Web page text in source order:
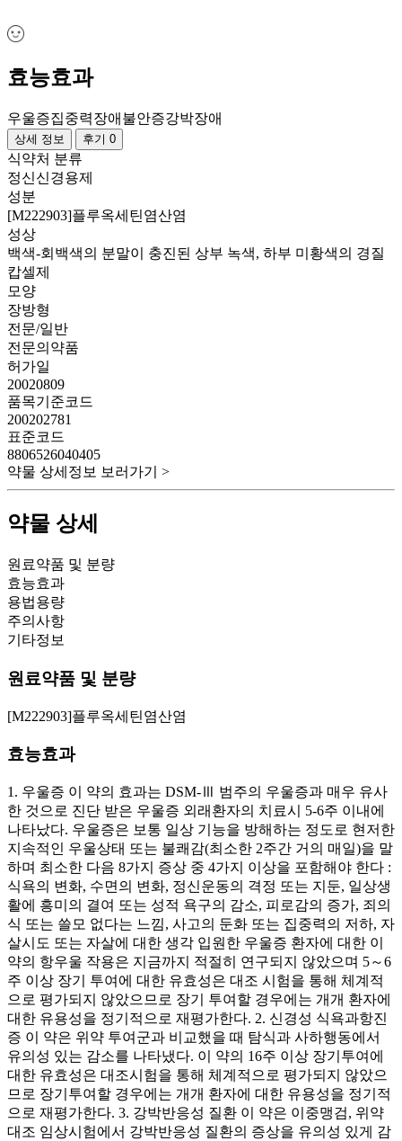
효능효과
우울증집중력장애 불안증강박장애
상세 정보 후기 0
식약처 분류
정신신경용제
성분
[M222903]플루옥세틴염산염
성상
백색-회백색의 분말이 충진된 상부 녹색, 하부 미황색의 경질
캅셀제
모양
장방형
전문/일반
전문의약품
허가일
20020809
품목기준코드
200202781
표준코드
8806526040405
약물 상세정보 보러가기 >
약물 상세
원료약품 및 분량
효능효과
용법용량
주의사항
기타정보
원료약품 및 분량
[M222903]플루옥세틴염산염
효능효과
1. 우울증 이 약의 효과는 DSM-Ⅲ 범주의 우울증과 매우 유사
한 것으로 진단 받은 우울증 외래환자의 치료시 5-6주 이내에
나타났다. 우울증은 보통 일상 기능을 방해하는 정도로 현저한
지속적인 우울상태 또는 불쾌감(최소한 2주간 거의 매일)을 말
하며 최소한 다음 8가지 증상 중 4가지 이상을 포함해야 한다 :
식욕의 변화, 수면의 변화, 정신운동의 격정 또는 지둔, 일상생
활에 흥미의 결여 또는 성적 욕구의 감소, 피로감의 증가, 죄의
식 또는 쓸모 없다는 느낌, 사고의 둔화 또는 집중력의 저하, 자
살시도 또는 자살에 대한 생각 입원한 우울증 환자에 대한 이
약의 항우울 작용은 지금까지 적절히 연구되지 않았으며 5～6
주 이상 장기 투여에 대한 유효성은 대조 시험을 통해 체계적
으로 평가되지 않았으므로 장기 투여할 경우에는 개개 환자에
대한 유용성을 정기적으로 재평가한다. 2. 신경성 식욕과항진
증 이 약은 위약 투여군과 비교했을 때 탐식과 사하행동에서
유의성 있는 감소를 나타냈다. 이 약의 16주 이상 장기투여에
대한 유효성은 대조시험을 통해 체계적으로 평가되지 않았으
므로 장기투여할 경우에는 개개 환자에 대한 유용성을 정기적
으로 재평가한다. 3. 강박반응성 질환 이 약은 이중맹검, 위약
대조 임상시험에서 강박반응성 질환의 증상을 유의성 있게 감